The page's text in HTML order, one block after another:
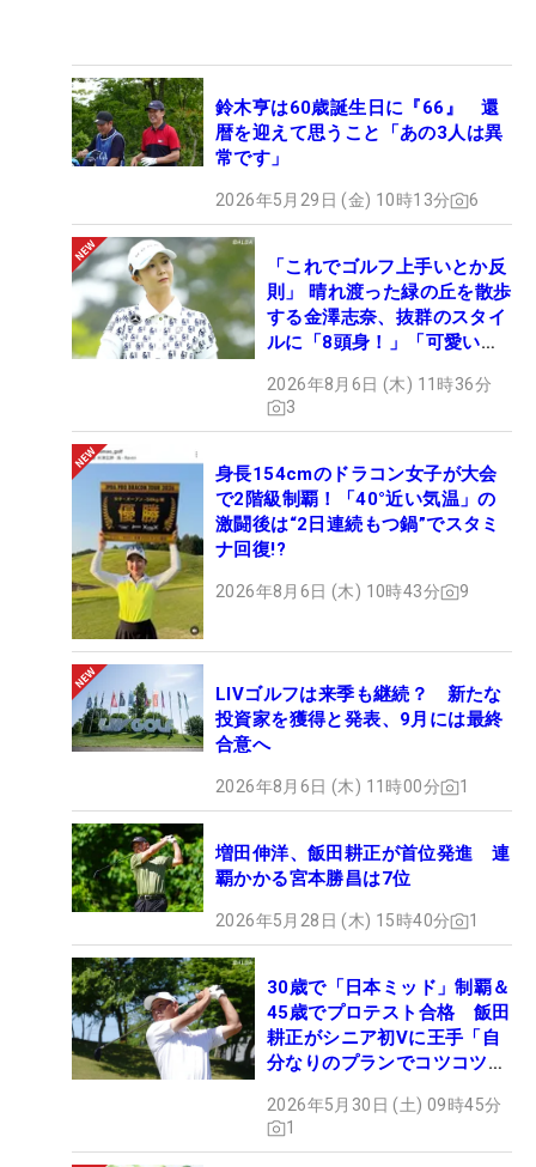
鈴木亨は60歳誕生日に『66』 還
暦を迎えて思うこと「あの3人は異
常です」
2026年5月29日 (金) 10時13分 6
「これでゴルフ上手いとか反
則」 晴れ渡った緑の丘を散歩
する金澤志奈、抜群のスタイ
ルに「8頭身！」「可愛いに
2026年8月6日 (木) 11時36分
3
身長154cmのドラコン女子が大会
で2階級制覇！「40°近い気温」の
激闘後は“2日連続もつ鍋”でスタミ
ナ回復!?
2026年8月6日 (木) 10時43分 9
LIVゴルフは来季も継続？ 新たな
投資家を獲得と発表、9月には最終
合意へ
2026年8月6日 (木) 11時00分 1
増田伸洋、飯田耕正が首位発進 連
覇かかる宮本勝昌は7位
2026年5月28日 (木) 15時40分 1
30歳で「日本ミッド」制覇＆
45歳でプロテスト合格 飯田
耕正がシニア初Vに王手「自
分なりのプランでコツコツ
2026年5月30日 (土) 09時45分
1